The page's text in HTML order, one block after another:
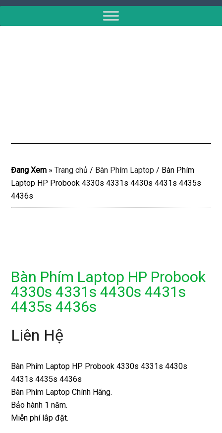
Đang Xem »Trang chủ / Bàn Phím Laptop / Bàn Phím
Laptop HP Probook 4330s 4331s 4430s 4431s 4435s
4436s
Bàn Phím Laptop HP Probook
4330s 4331s 4430s 4431s
4435s 4436s
Liên Hệ
Bàn Phím Laptop HP Probook 4330s 4331s 4430s
4431s 4435s 4436s
Bàn Phím Laptop Chính Hãng.
Bảo hành 1 năm.
Miễn phí lắp đặt.